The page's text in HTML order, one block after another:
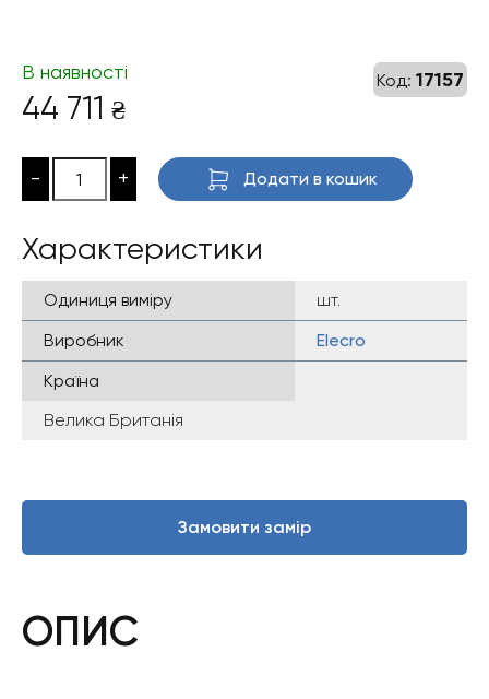
Код: 17157
В наявності
44 711 ₴
- + Додати в кошик
Характеристики
Одиниця виміру
шт.
Виробник
Elecro
Країна
Велика Британія
Замовити замір
ОПИС